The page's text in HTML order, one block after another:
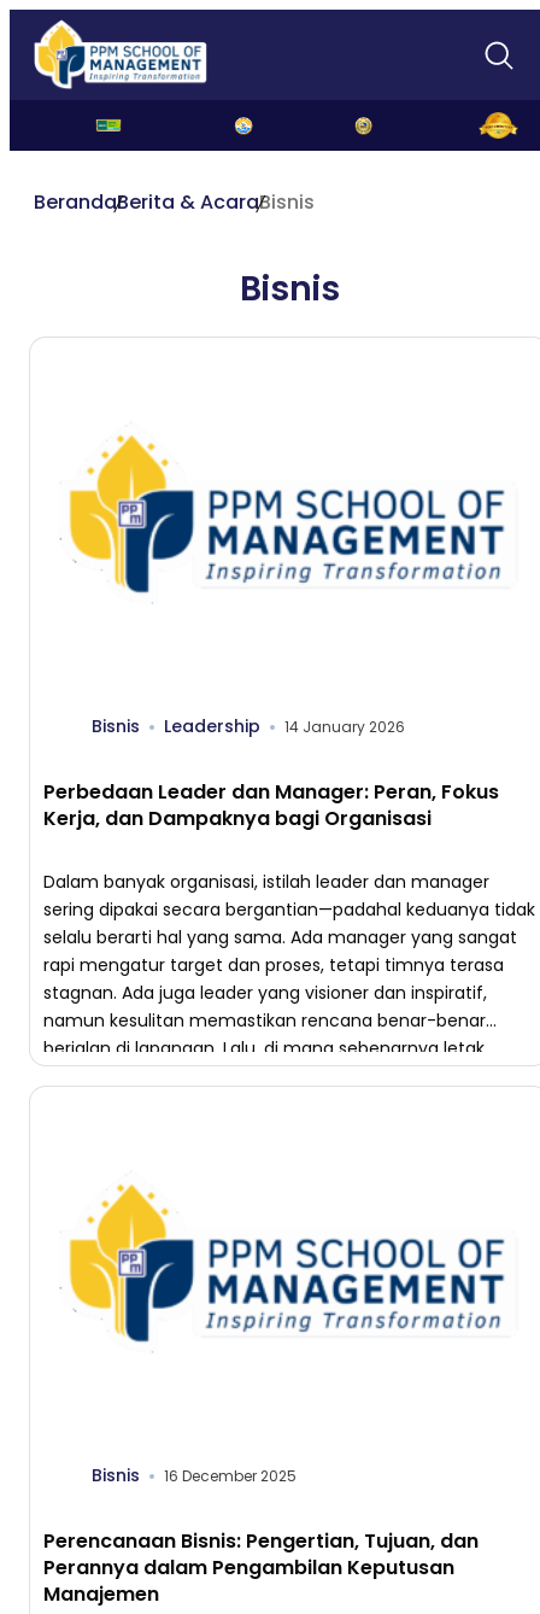
BerandaBerita & AcaraBisnis
Bisnis
Bisnis Leadership 14 January 2026
Perbedaan Leader dan Manager: Peran, Fokus
Kerja, dan Dampaknya bagi Organisasi
Dalam banyak organisasi, istilah leader dan manager
sering dipakai secara bergantian—padahal keduanya tidak
selalu berarti hal yang sama. Ada manager yang sangat
rapi mengatur target dan proses, tetapi timnya terasa
stagnan. Ada juga leader yang visioner dan inspiratif,
namun kesulitan memastikan rencana benar-benar
berjalan di lapangan. Lalu, di mana sebenarnya letak
Bisnis 16 December 2025
Perencanaan Bisnis: Pengertian, Tujuan, dan
Perannya dalam Pengambilan Keputusan
Manajemen